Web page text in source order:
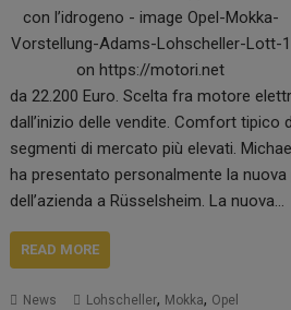
da 22.200 Euro. Scelta fra motore
dall’inizio delle vendite. Comfort tipico
segmenti di mercato più elevati.
ha presentato personalmente la
dell’azienda a Rüsselsheim. La nuova…
READ MORE
News Lohscheller, Mokka, Opel